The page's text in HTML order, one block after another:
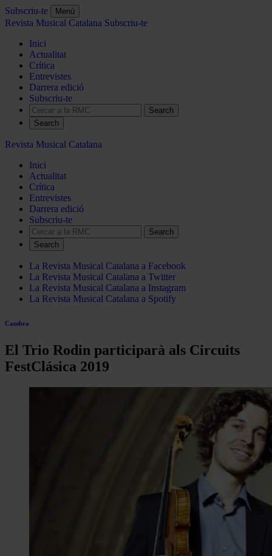
Subscriu-te Menú
Revista Musical Catalana Subscriu-te
Inici
Actualitat
Crítica
Entrevistes
Darrera edició
Subscriu-te
Search
Revista Musical Catalana
Inici
Actualitat
Crítica
Entrevistes
Darrera edició
Subscriu-te
Search
La Revista Musical Catalana a Facebook
La Revista Musical Catalana a Twitter
La Revista Musical Catalana a Instagram
La Revista Musical Catalana a Spotify
Cambra
El Trio Rodin participarà als Circuits
FestClásica 2019